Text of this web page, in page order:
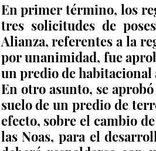
En primer término, los
tres solicitudes de
Alianza, referentes a la
por unanimidad, fue
un predio de
En otro asunto, se
suelo de un predio de
efecto, sobre el cambio
las Noas, para el